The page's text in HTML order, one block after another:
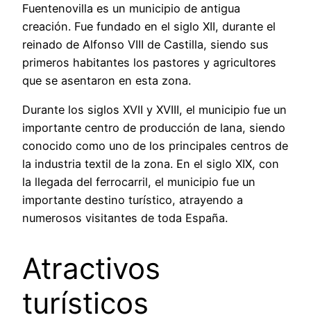
Fuentenovilla es un municipio de antigua
creación. Fue fundado en el siglo XII, durante el
reinado de Alfonso VIII de Castilla, siendo sus
primeros habitantes los pastores y agricultores
que se asentaron en esta zona.
Durante los siglos XVII y XVIII, el municipio fue un
importante centro de producción de lana, siendo
conocido como uno de los principales centros de
la industria textil de la zona. En el siglo XIX, con
la llegada del ferrocarril, el municipio fue un
importante destino turístico, atrayendo a
numerosos visitantes de toda España.
Atractivos
turísticos